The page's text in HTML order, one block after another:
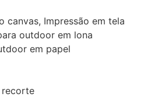
canvas, Impressão em tela
outdoor em lona
em papel
recorte